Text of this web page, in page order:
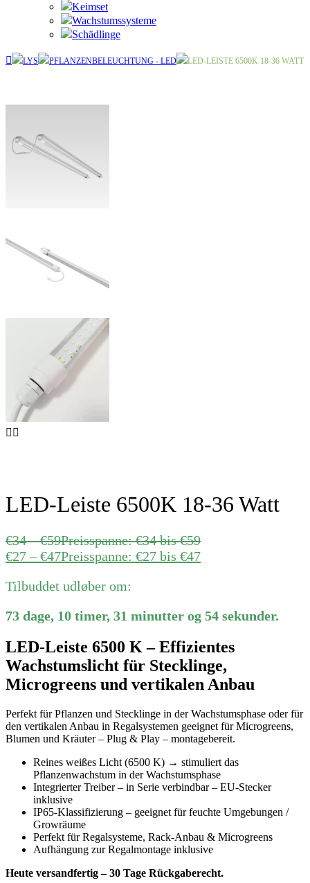
Keimset
Wachstumssysteme
Schädlinge
LYS PFLANZENBELEUCHTUNG - LED LED-LEISTE 6500K 18-36 WATT
LED-Leiste 6500K 18-36 Watt
€34 –€59Preisspanne: €34 bis €59
€27 –€47Preisspanne: €27 bis €47
Tilbuddet udløber om:
73 dage, 10 timer, 31 minutter og 54 sekunder.
LED-Leiste 6500 K – Effizientes
Wachstumslicht für Stecklinge,
Microgreens und vertikalen Anbau
Perfekt für Pflanzen und Stecklinge in der Wachstumsphase oder für
den vertikalen Anbau in Regalsystemen geeignet für Microgreens,
Blumen und Kräuter – Plug & Play – montagebereit.
Reines weißes Licht (6500 K) → stimuliert das
Pflanzenwachstum in der Wachstumsphase
Integrierter Treiber – in Serie verbindbar – EU-Stecker
inklusive
IP65-Klassifizierung – geeignet für feuchte Umgebungen /
Growräume
Perfekt für Regalsysteme, Rack-Anbau & Microgreens
Aufhängung zur Regalmontage inklusive
Heute versandfertig – 30 Tage Rückgaberecht.